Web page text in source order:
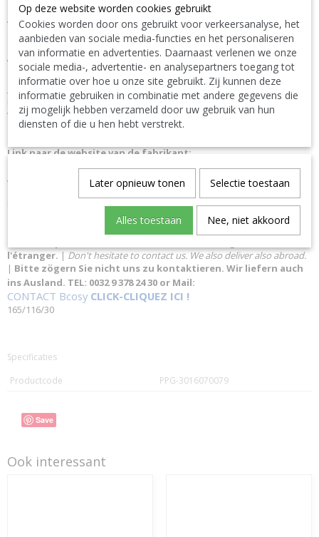
Of bel ons op 0032 (0)9 378 24 30 want vragen kost niks en is
VRIJBLIJVEND ! We geven altijd de laagste prijsgarantie en
bovendien persoonlijk advies.
Wij geven op aanvraag via mail hierop een KORTING inclusief
levering.
OMSCHRIJVING
incl. voorfilter and fittings excl. PE-leiding 10/8 mm (enkel vrije chloor
versie)
Link naar de website van de fabrikant:
https://www.drydenaqua.com/
Alle informatie vindt u in de complete PPG Pollet Pool Group
Catalogus met basisprijzen exclusief BTW via volgende link
PPG Pollet Pool Group Catalogus met
basisprijzen exclusief BTW
l'étranger.|Don't hesitate to contact us. We also deliver also abroad.
| Bitte zögern Sie nicht uns zu kontaktieren. Wir liefern auch
ins Ausland. TEL: 0032 9 378 24 30 or Mail:
CONTACT Bcosy CLICK-CLIQUEZ ICI !
165/116/30
Specificaties
Productcode
PPG-3016070079
Save
Ook interessant
Op deze website worden cookies gebruikt
Cookies worden door ons gebruikt voor verkeersanalyse, het
aanbieden van sociale media-functies en het personaliseren
van informatie en advertenties. Daarnaast verlenen we onze
sociale media-, advertentie- en analysepartners toegang tot
informatie over hoe u onze site gebruikt. Zij kunnen deze
informatie gebruiken in combinatie met andere gegevens die
zij mogelijk hebben verzameld door uw gebruik van hun
diensten of die u hen hebt verstrekt.
Later opnieuw tonen Selectie toestaan
Alles toestaan Nee, niet akkoord